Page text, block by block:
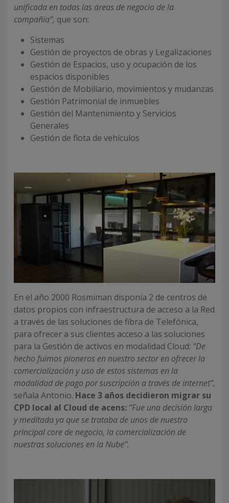
unificada en todas las áreas de negocio de la
compañía”, que son:
Sistemas
Gestión de proyectos de obras y Legalizaciones
Gestión de Espacios, uso y ocupación de los
espacios disponibles
Gestión de Mobiliario, movimientos y mudanzas
Gestión Patrimonial de inmuebles
Gestión del Mantenimiento y Servicios
Generales
Gestión de flota de vehículos
En el año 2000 Rosmiman disponía 2 de centros de
datos propios con infraestructura de acceso a la Red
a través de las soluciones de fibra de Telefónica,
para ofrecer a sus clientes acceso a las soluciones
para la Gestión de activos en modalidad Cloud: “De
hecho fuimos pioneros en nuestro sector en ofrecer la
comercialización y uso de estos sistemas en la
modalidad de pago por suscripción a través de internet”,
señala Antonio. Hace 3 años decidieron migrar su
CPD local al Cloud de acens: “Fue una decisión larga
y meditada ya que se trataba de unos de nuestro
principal core de negocio, la comercialización de
nuestras soluciones en la Nube”.